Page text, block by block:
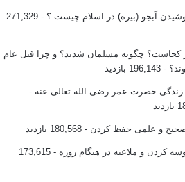
آبجو (بیره) در اسلام چیست ؟
- 271,329
کجاست؟ چگونه مسلمان شدند؟ و چرا قتل عام
- 196,143 بازدید
زندگی حضرت عمر رضی الله تعالی عنه -
و علمی حفظ کردن - 180,568 بازدید
کردن و ملاعبه در هنگام روزه
- 173,615